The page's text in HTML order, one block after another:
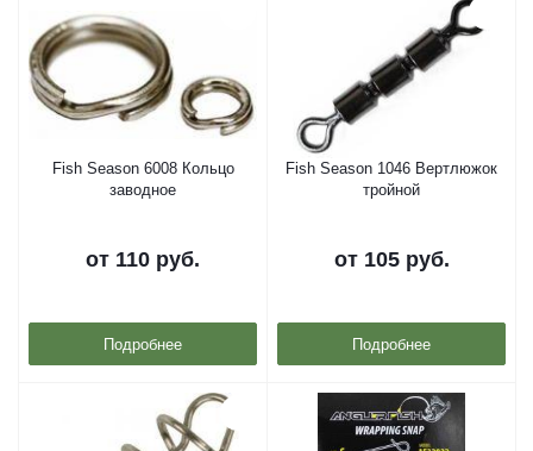
Fish Season 6008 Кольцо
заводное
от 110 руб.
Подробнее
Fish Season 1046 Вертлюжок
тройной
от 105 руб.
Подробнее